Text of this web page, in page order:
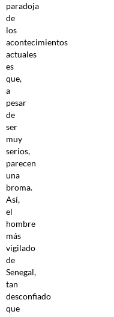
paradoja
de
los
acontecimientos
actuales
es
que,
a
pesar
de
ser
muy
serios,
parecen
una
broma.
Así,
el
hombre
más
vigilado
de
Senegal,
tan
desconfiado
que